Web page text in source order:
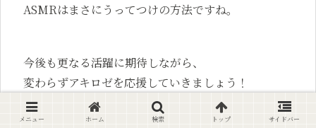
ASMRはまさにうってつけの方法ですね。
今後も更なる活躍に期待しながら、
変わらずアキロゼを応援していきましょう！
メニュー ホーム 検索 トップ サイドバー